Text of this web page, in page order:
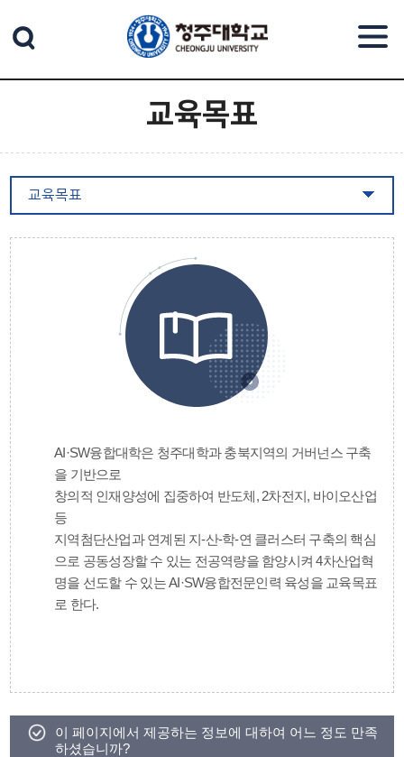
교육목표
교육목표
AI·SW융합대학은 청주대학과 충북지역의 거버넌스 구축
을 기반으로
창의적 인재양성에 집중하여 반도체, 2차전지, 바이오산업
등
지역첨단산업과 연계된 지-산-학-연 클러스터 구축의 핵심
으로 공동성장할 수 있는 전공역량을 함양시켜 4차산업혁
명을 선도할 수 있는 AI·SW융합전문인력 육성을 교육목표
로 한다.
이 페이지에서 제공하는 정보에 대하여 어느 정도 만족
하셨습니까?